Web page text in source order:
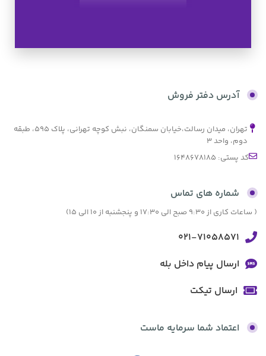
آدرس دفتر فروش
تهران، میدان رسالت،خیابان سمنگان، نبش کوچه تهرانی، پلاک ۵۹۵، طبقه
دوم، واحد ۳
کد پستی: 1648678185
شماره های تماس
( ساعات کاری از 9:30 صبح الی 17:30 و پنجشنبه از 10 الی 15)
021-71058571
ارسال پیام داخل بله
ارسال تیکت
اعتماد شما سرمایه ماست